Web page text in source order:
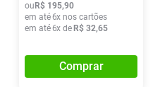
ou R$ 195,90
em até6x nos cartões
em até6x de R$ 32,65
Comprar